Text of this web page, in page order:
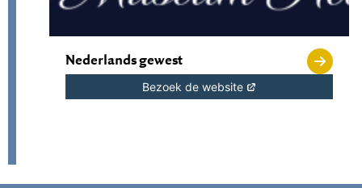
Nederlands gewest
Bezoek de website